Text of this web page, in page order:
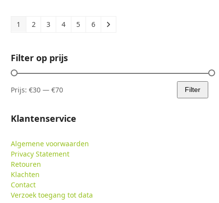
1 2 3 4 5 6
Filter op prijs
Min.
Max.
Filter
Prijs:€30 —€70
Klantenservice
Algemene voorwaarden
Privacy Statement
Retouren
Klachten
Contact
Verzoek toegang tot data